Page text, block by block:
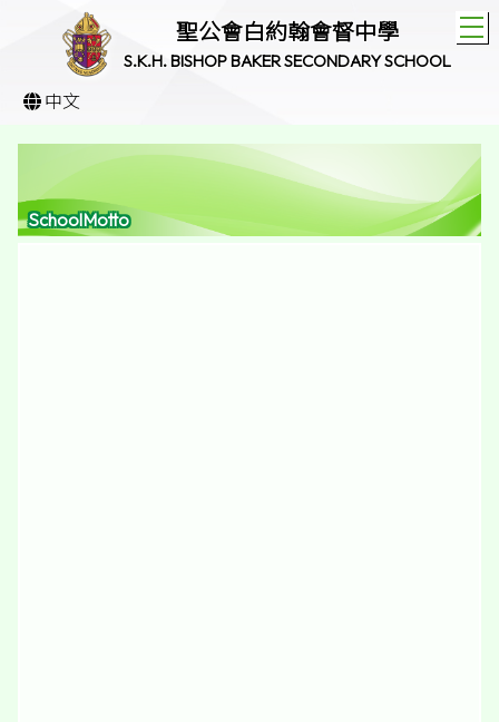
聖公會白約翰會督中學
S.K.H. BISHOP BAKER SECONDARY SCHOOL
中文
SchoolMotto